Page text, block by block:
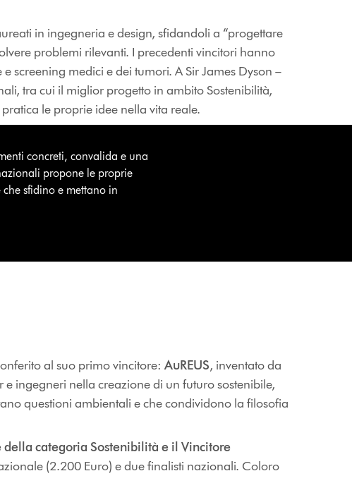
in ingegneria e design, sfidandoli a “progettare
problemi rilevanti. I precedenti vincitori hanno
medici e dei tumori. A Sir James Dyson –
tra cui il miglior progetto in ambito Sostenibilità,
le proprie idee nella vita reale.
concreti, convalida e una
propone le proprie
sfidino e mettano in
al suo primo vincitore:AuREUS, inventato da
ingegneri nella creazione di un futuro sostenibile,
questioni ambientali e che condividono la filosofia
categoria Sostenibilità e il Vincitore
(2.200 Euro) e due finalisti nazionali. Coloro